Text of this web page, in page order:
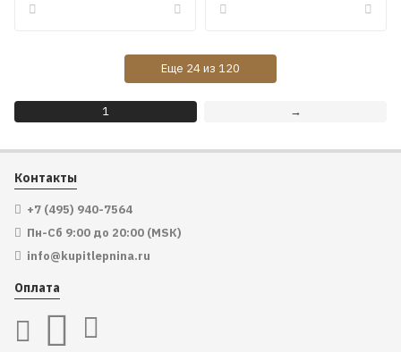
Еще 24из 120
1 →
Контакты
+7 (495) 940-7564
Пн-Сб 9:00 до 20:00 (МSК)
info@kupitlepnina.ru
Оплата